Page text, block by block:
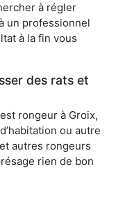
à régler
un professionnel
à la fin vous
des rats et
rongeur à Groix,
ou autre
autres rongeurs
rien de bon